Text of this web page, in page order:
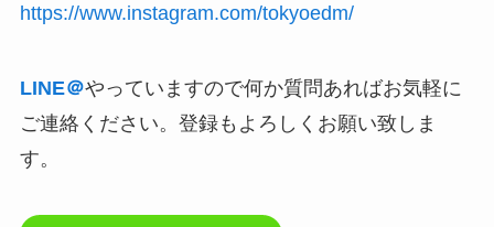
https://www.instagram.com/tokyoedm/
LINE＠やっていますので何か質問あればお気軽に
ご連絡ください。登録もよろしくお願い致しま
す。